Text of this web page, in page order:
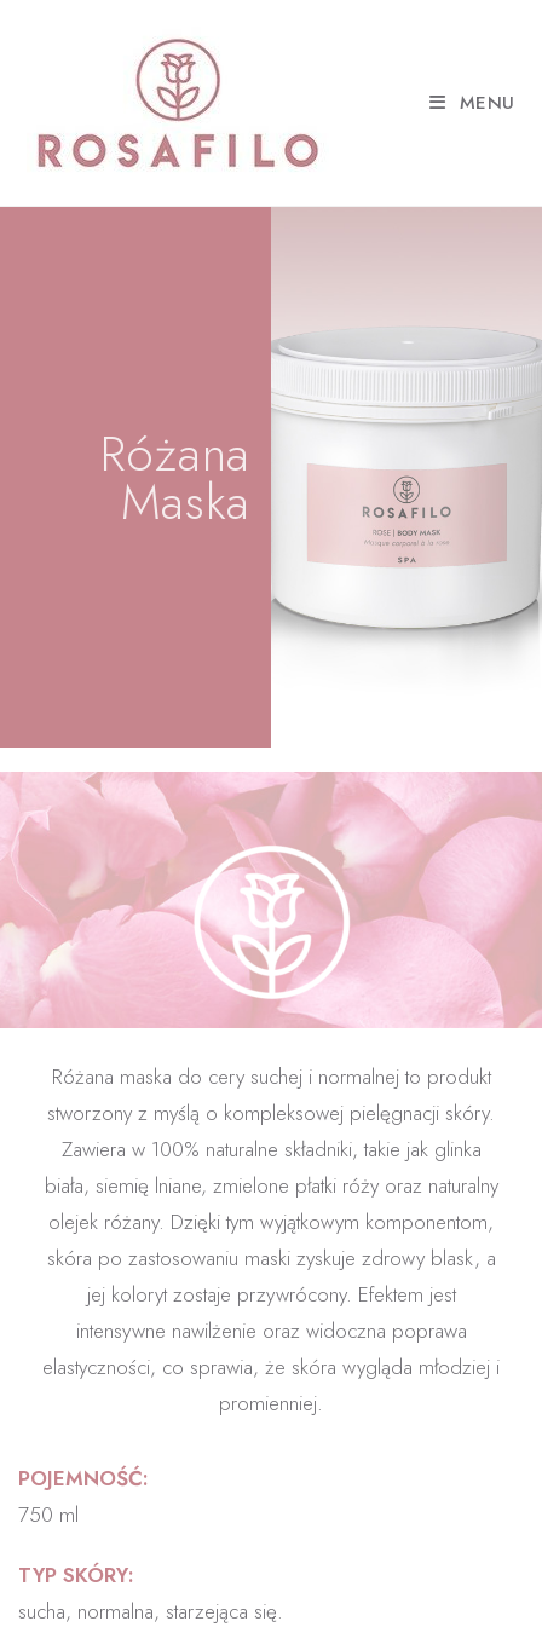
MENU
Różana
Maska
Różana maska do cery suchej i normalnej to produkt
stworzony z myślą o kompleksowej pielęgnacji skóry.
Zawiera w 100% naturalne składniki, takie jak glinka
biała, siemię lniane, zmielone płatki róży oraz naturalny
olejek różany. Dzięki tym wyjątkowym komponentom,
skóra po zastosowaniu maski zyskuje zdrowy blask, a
jej koloryt zostaje przywrócony. Efektem jest
intensywne nawilżenie oraz widoczna poprawa
elastyczności, co sprawia, że skóra wygląda młodziej i
promienniej.
POJEMNOŚĆ:
750 ml
TYP SKÓRY:
sucha, normalna, starzejąca się.